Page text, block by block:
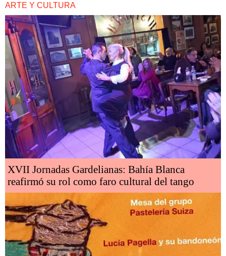
ARTE Y CULTURA
XVII Jornadas Gardelianas: Bahía Blanca
reafirmó su rol como faro cultural del tango